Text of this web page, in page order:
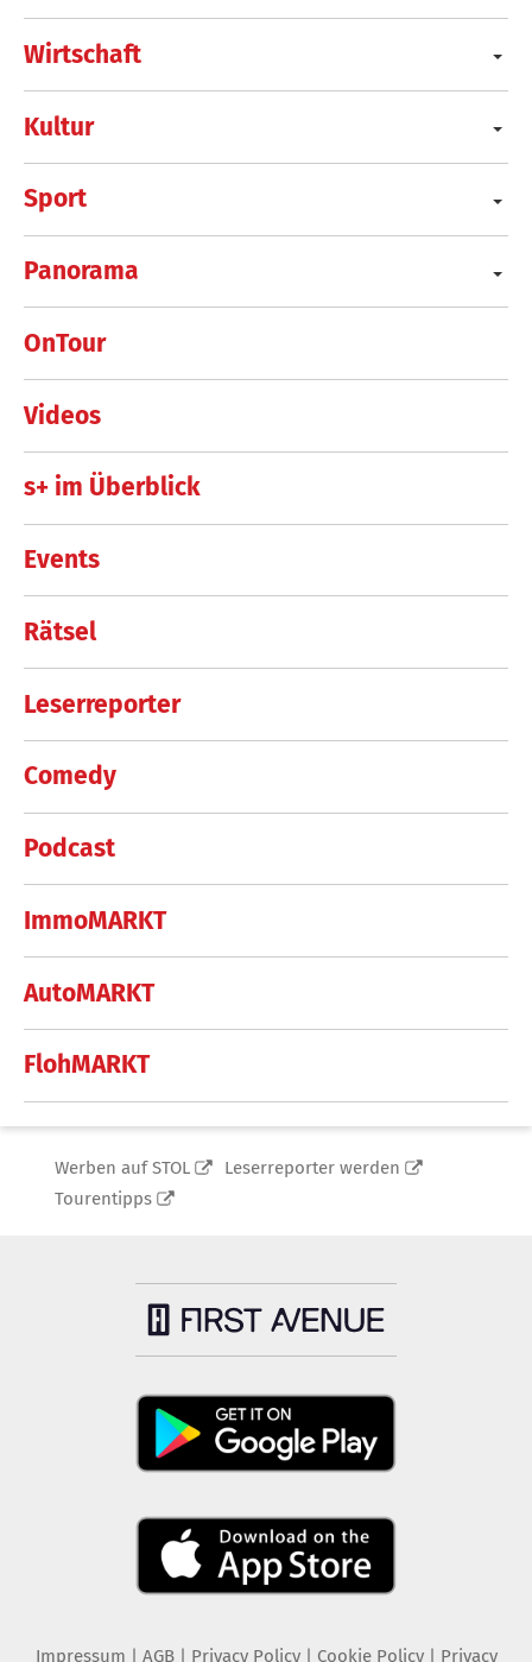
Wirtschaft
Kultur
Sport
Panorama
OnTour
Videos
s+ im Überblick
Events
Rätsel
Leserreporter
Comedy
Podcast
ImmoMARKT
AutoMARKT
FlohMARKT
Werben auf STOL
Leserreporter werden
Tourentipps
Impressum | AGB | Privacy Policy| Cookie Policy| Privacy